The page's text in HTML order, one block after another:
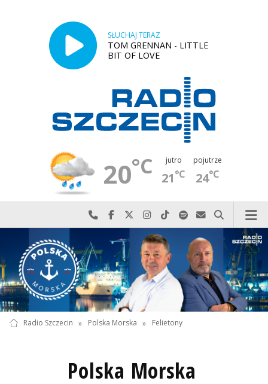
SŁUCHAJ TERAZ
TOM GRENNAN - LITTLE
BIT OF LOVE
20°C jutro
21°C
pojutrze
24°C
Najlepiej po prostu do nas zadzwoń
Odwiedź nas na Facebook-u
Odwiedź nas na X
Odwiedź nas na Instagram-ie
Odwiedź nas na TikTok-u
Szukaj nas na Spotify
Wyślij do nas
Szukaj
Radio Szczecin » Polska Morska » Felietony
Polska Morska